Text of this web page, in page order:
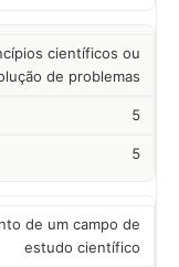
científicos ou
de problemas
5
5
de um campo de
estudo científico